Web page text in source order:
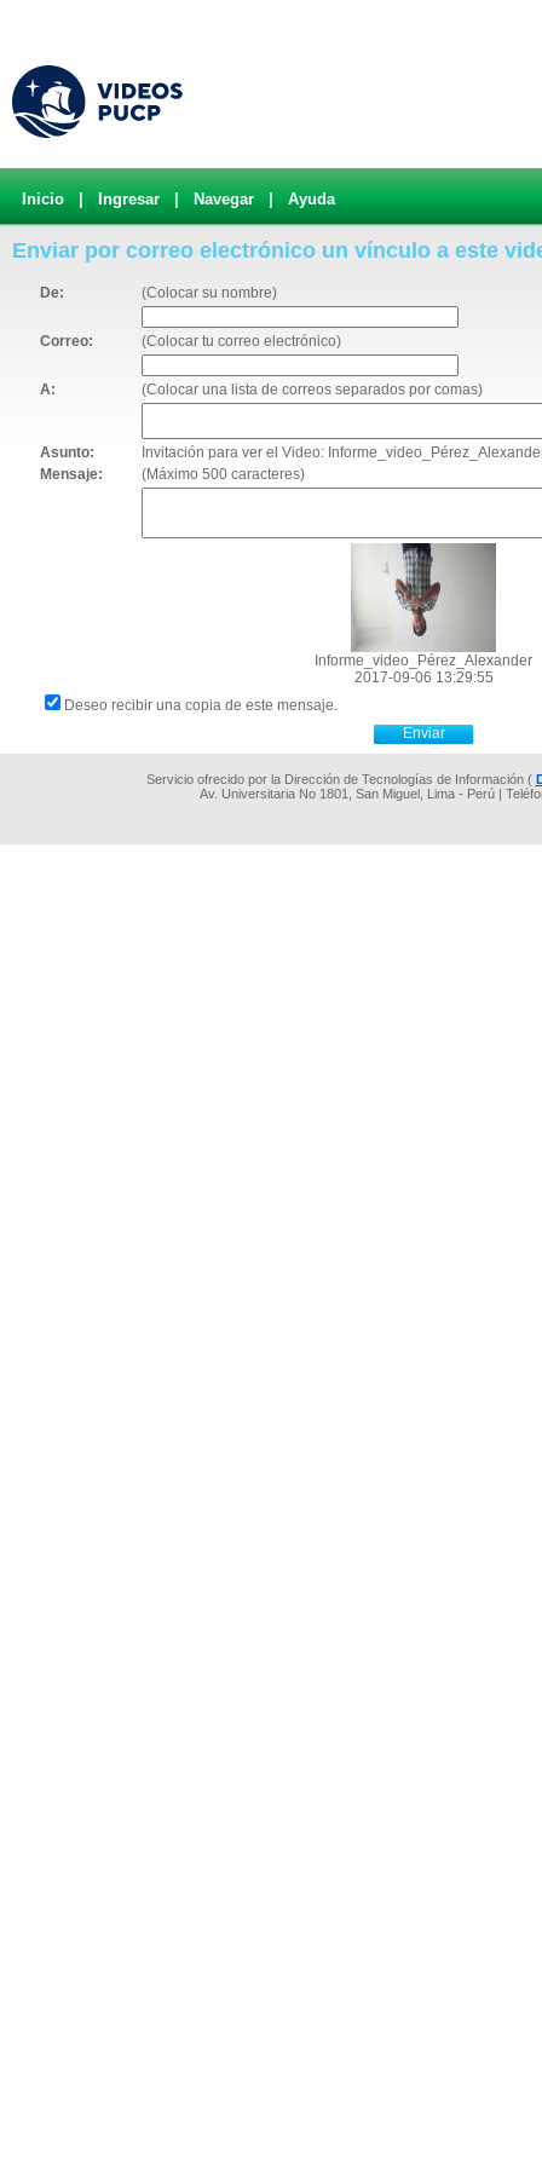
Inicio Ingresar Navegar Ayuda
Enviar por correo electrónico un vínculo a este
De: (Colocar su nombre)
Correo: (Colocar tu correo electrónico)
A: (Colocar una lista de correos separados por comas)
Asunto:
Invitación para ver el Video:
Mensaje:
(Máximo 500 caracteres)
Informe_video_Pérez_Alexander
2017-09-06 13:29:55
Deseo recibir una copia de este mensaje.
Servicio ofrecido por la Dirección de Tecnologías de Información (
Av. Universitaria No 1801, San Miguel, Lima - Perú |